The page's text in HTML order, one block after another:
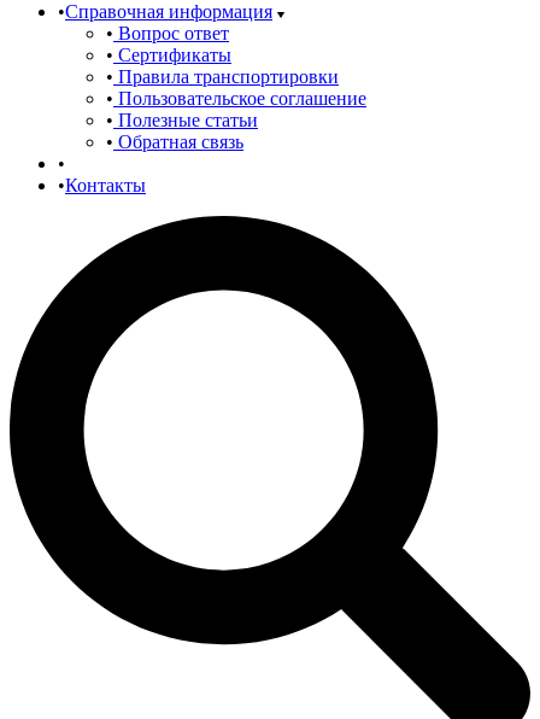
Справочная информация
Вопрос ответ
Сертификаты
Правила транспортировки
Пользовательское соглашение
Полезные статьи
Обратная связь
Контакты